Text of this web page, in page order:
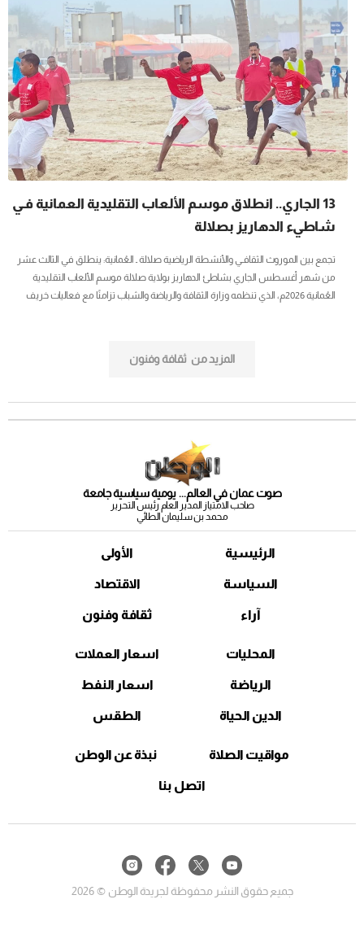
العُمانية والمجلس العُماني وما يقدمه من تعريف بالعادات...
13 الجاري.. انطلاق موسم الألعاب التقليدية العمانية فـي
شاطيء الدهاريز بصلالة
تجمع بين الموروث الثقافـي والأنشطة الرياضية صلالة ـ العُمانية: ينطلق في الثالث عشر
من شهر أغسطس الجاري بشاطئ الدهاريز بولاية صلالة موسم الألعاب التقليدية
العُمانية 2026م، الذي تنظمه وزارة الثقافة والرياضة والشباب تزامنًا مع فعاليات خريف
الألعاب ومفاهيمها وطرق ممارستها، ودعم القطاع السياحي من خلال تقديم فعالية...
المزيد من ثقافة وفنون
صوت عمان في العالم... يومية سياسية جامعة
صاحب الامتياز المدير العام رئيس التحرير
محمد بن سليمان الطائي
الرئيسية
السياسة
آراء
الأولى
الاقتصاد
ثقافة وفنون
المحليات
الرياضة
الدين الحياة
اسعار العملات
اسعار النفط
الطقس
مواقيت الصلاة نبذة عن الوطن
اتصل بنا
جميع حقوق النشر محفوظة لجريدة الوطن © 2026